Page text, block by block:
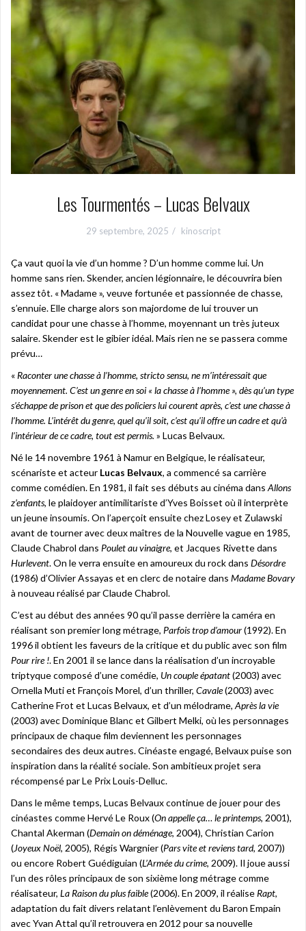
Les Tourmentés – Lucas Belvaux
29 septembre, 2025 kinoscript
Ça vaut quoi la vie d’un homme ? D’un homme comme lui. Un
homme sans rien. Skender, ancien légionnaire, le découvrira bien
assez tôt. « Madame », veuve fortunée et passionnée de chasse,
s’ennuie. Elle charge alors son majordome de lui trouver un
candidat pour une chasse à l’homme, moyennant un très juteux
salaire. Skender est le gibier idéal. Mais rien ne se passera comme
prévu…
« Raconter une chasse à l’homme, stricto sensu, ne m’intéressait que
moyennement. C’est un genre en soi « la chasse à l’homme », dès qu’un type
s’échappe de prison et que des policiers lui courent après, c’est une chasse à
l’homme. L’intérêt du genre, quel qu’il soit, c’est qu’il offre un cadre et qu’à
l’intérieur de ce cadre, tout est permis. » Lucas Belvaux.
Né le 14 novembre 1961 à Namur en Belgique, le réalisateur,
scénariste et acteur Lucas Belvaux, a commencé sa carrière
comme comédien. En 1981, il fait ses débuts au cinéma dans Allons
z’enfants, le plaidoyer antimilitariste d’Yves Boisset où il interprète
un jeune insoumis. On l’aperçoit ensuite chez Losey et Zulawski
avant de tourner avec deux maîtres de la Nouvelle vague en 1985,
Claude Chabrol dans Poulet au vinaigre, et Jacques Rivette dans
Hurlevent. On le verra ensuite en amoureux du rock dans Désordre
(1986) d’Olivier Assayas et en clerc de notaire dans Madame Bovary
à nouveau réalisé par Claude Chabrol.
C’est au début des années 90 qu’il passe derrière la caméra en
réalisant son premier long métrage, Parfois trop d’amour(1992). En
1996 il obtient les faveurs de la critique et du public avec son film
Pour rire !. En 2001 il se lance dans la réalisation d’un incroyable
triptyque composé d’une comédie, Un couple épatant(2003) avec
Ornella Muti et François Morel, d’un thriller, Cavale(2003) avec
Catherine Frot et Lucas Belvaux, et d’un mélodrame, Après la vie
(2003) avec Dominique Blanc et Gilbert Melki, où les personnages
principaux de chaque film deviennent les personnages
secondaires des deux autres. Cinéaste engagé, Belvaux puise son
inspiration dans la réalité sociale. Son ambitieux projet sera
récompensé par Le Prix Louis-Delluc.
Dans le même temps, Lucas Belvaux continue de jouer pour des
cinéastes comme Hervé Le Roux (On appelle ça… le printemps, 2001),
Chantal Akerman (Demain on déménage, 2004), Christian Carion
(Joyeux Noël, 2005), Régis Wargnier (Pars vite et reviens tard, 2007))
ou encore Robert Guédiguian (L’Armée du crime, 2009). Il joue aussi
l’un des rôles principaux de son sixième long métrage comme
réalisateur, La Raison du plus faible(2006). En 2009, il réalise Rapt,
adaptation du fait divers relatant l’enlèvement du Baron Empain
avec Yvan Attal qu’il retrouvera en 2012 pour sa nouvelle